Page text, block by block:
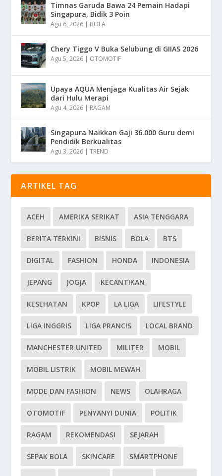
Timnas Garuda Bawa 24 Pemain Hadapi
Singapura, Bidik 3 Poin
Agu 6, 2026 | BOLA
Chery Tiggo V Buka Selubung di GIIAS 2026
Agu 5, 2026 | OTOMOTIF
Upaya AQUA Menjaga Kualitas Air Sejak
dari Hulu Merapi
Agu 4, 2026 | RAGAM
Singapura Naikkan Gaji 36.000 Guru demi
Pendidik Berkualitas
Agu 3, 2026 |TREND
ARTIKEL TAG
ACEH AMERIKA SERIKAT ASIA TENGGARA
BERITA TERKINI BISNIS BOLA BTS
DIGITAL FASHION HONDA INDONESIA
JEPANG JOGJA KECANTIKAN
KESEHATAN KPOP LA LIGA LIFESTYLE
LIGA INGGRIS LIGA PRANCIS LOCAL BRAND
MANCHESTER UNITED MILITER MOBIL
MOBIL LISTRIK MOBIL MEWAH
MODE DAN FASHION NEWS OLAHRAGA
OTOMOTIF PENYANYI DUNIA POLITIK
RAGAM REKOMENDASI SEJARAH
SEPAK BOLA SKINCARE SMARTPHONE